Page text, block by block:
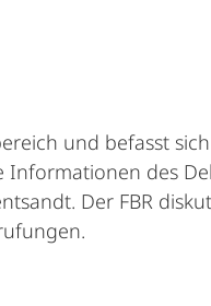
und befasst
Informationen des
Der FBR